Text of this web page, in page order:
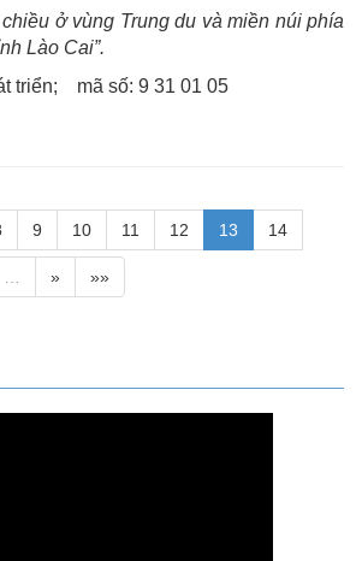
ở vùng Trung du và miền núi phía
Lào Cai”.
triển; mã số: 9 31 01 05
9 10 11 12 13 14
» »»